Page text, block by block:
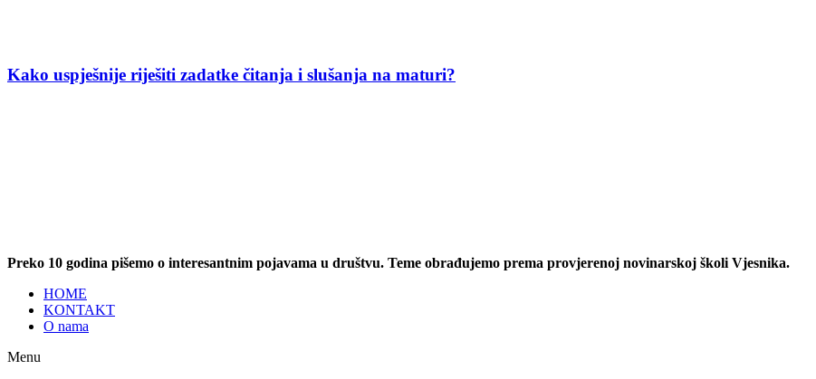
Kako uspješnije riješiti zadatke čitanja i slušanja na maturi?
Preko 10 godina pišemo o interesantnim pojavama u društvu. Teme obrađujemo prema provjerenoj novinarskoj školi Vjesnika.
HOME
KONTAKT
O nama
Menu